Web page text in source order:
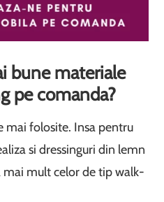
bune materiale
pe comanda?
mai folosite. Insa pentru
si dressinguri din lemn
mai mult celor de tip walk-